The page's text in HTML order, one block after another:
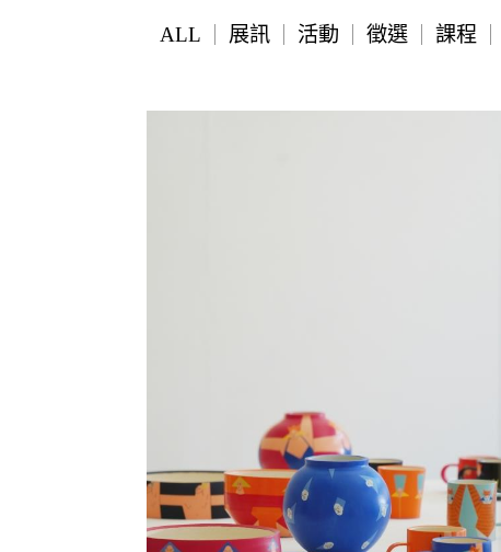
ALL 展訊 活動 徵選 課程